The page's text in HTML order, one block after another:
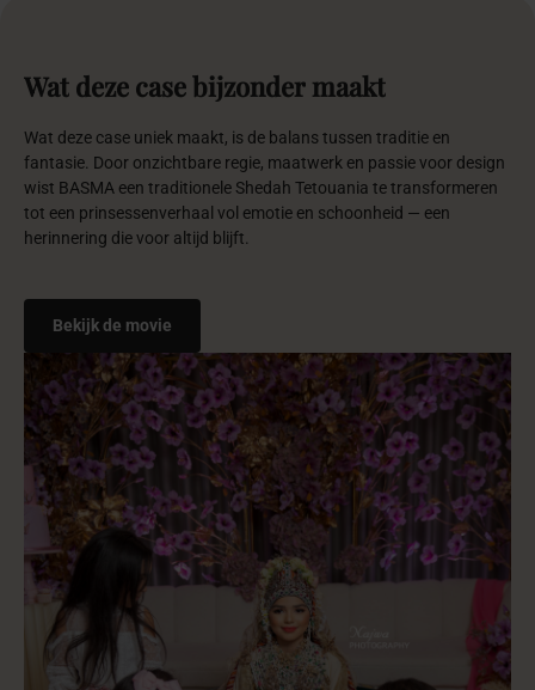
Wat deze casebijzonder maakt
Wat deze case uniek maakt, is de balans tussen traditie en
fantasie. Door onzichtbare regie, maatwerk en passie voor design
wist BASMA een traditionele Shedah Tetouania te transformeren
tot een prinsessenverhaal vol emotie en schoonheid — een
herinnering die voor altijd blijft.
Bekijk de movie